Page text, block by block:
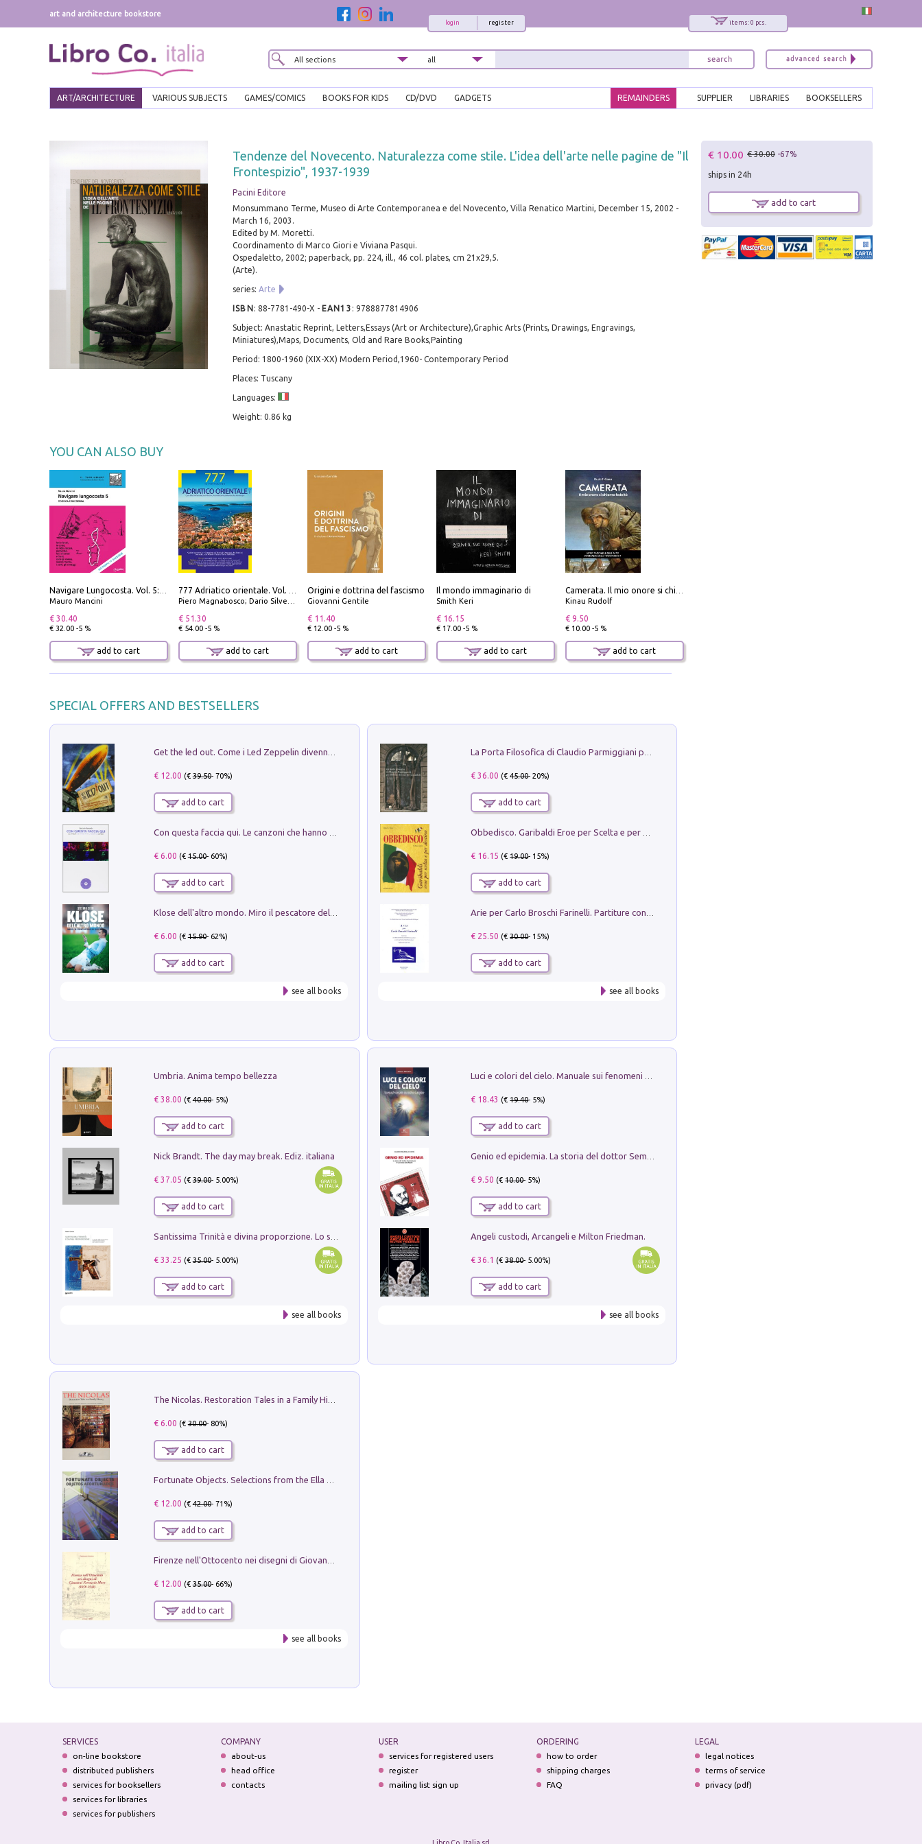
art and architecture bookstore
items: 0 pcs.
register
login
ART/ARCHITECTURE VARIOUS SUBJECTS GAMES/COMICS BOOKS FOR KIDS CD/DVD GADGETS BOOKSELLERS
LIBRARIES
SUPPLIER
REMAINDERS
Tendenze del Novecento. Naturalezza come stile. L'idea dell'arte nelle pagine de "Il
Frontespizio", 1937-1939
Pacini Editore
Monsummano Terme, Museo di Arte Contemporanea e del Novecento, Villa Renatico Martini, December 15, 2002 -
March 16, 2003.
Edited by M. Moretti.
Coordinamento di Marco Giori e Viviana Pasqui.
Ospedaletto, 2002; paperback, pp. 224, ill., 46 col. plates, cm 21x29,5.
(Arte).
series: Arte
ISBN : 88-7781-490-X - EAN13 : 9788877814906
Subject: Anastatic Reprint, Letters,Essays (Art or Architecture),Graphic Arts (Prints, Drawings, Engravings,
Miniatures),Maps, Documents, Old and Rare Books,Painting
Period: 1800-1960 (XIX-XX) Modern Period,1960- Contemporary Period
Places: Tuscany
Languages:
Weight: 0.86 kg
YOU CAN ALSO BUY
Mauro Mancini
€ 30.40
€ 32.00 -5 %
add to cart
Piero Magnabosco; Dario Silvestro; Marco Sbrizzi
€ 51.30
€ 54.00 -5 %
add to cart
Origini e dottrina del fascismo
Giovanni Gentile
€ 11.40
€ 12.00 -5 %
add to cart
Il mondo immaginario di
Smith Keri
€ 16.15
€ 17.00 -5 %
add to cart
Kinau Rudolf
€ 9.50
€ 10.00 -5 %
add to cart
SPECIAL OFFERS AND BESTSELLERS
€ 12.00 (€39.50- 70%)
add to cart
€ 6.00 (€15.00- 60%)
add to cart
Klose dell'altro mondo. Miro il pescatore del goal
€ 6.00 (€15.90- 62%)
add to cart
see all books
€ 36.00 (€45.00- 20%)
add to cart
€ 16.15 (€19.00- 15%)
add to cart
€ 25.50 (€30.00- 15%)
add to cart
see all books
Umbria. Anima tempo bellezza
€ 38.00 (€40.00- 5%)
add to cart
Nick Brandt. The day may break. Ediz. italiana
€ 37.05 (€39.00- 5.00%)
add to cart
€ 33.25 (€35.00- 5.00%)
add to cart
see all books
€ 18.43 (€19.40- 5%)
add to cart
€ 9.50 (€10.00- 5%)
add to cart
Angeli custodi, Arcangeli e Milton Friedman.
€ 36.1 (€38.00- 5.00%)
add to cart
see all books
€ 6.00 (€30.00- 80%)
add to cart
€ 12.00 (€42.00- 71%)
add to cart
€ 12.00 (€35.00- 66%)
add to cart
see all books
€ 10.00 € 30.00 -67%
ships in 24h
add to cart
SERVICES
on-line bookstore
distributed publishers
services for booksellers
services for libraries
services for publishers
COMPANY
about-us
head office
contacts
USER
services for registered users
register
mailing list sign up
ORDERING
how to order
shipping charges
FAQ
LEGAL
legal notices
terms of service
privacy (pdf)
x
Interessato ai nostri libri?
Sarai informato delle nostre novità, potrai
comunque cancellarti quando desideri.
modulo di iscrizione